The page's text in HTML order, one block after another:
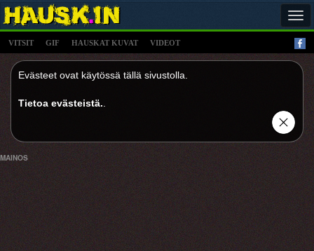
VITSIT GIF HAUSKAT KUVAT VIDEOT
Evästeet ovat käytössä tällä sivustolla.
Tietoa evästeistä.
MAINOS